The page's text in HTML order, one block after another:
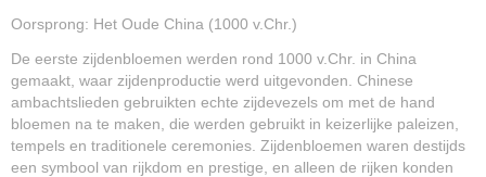
Oorsprong: Het Oude China (1000 v.Chr.)
De eerste zijdenbloemen werden rond 1000 v.Chr. in China
gemaakt, waar zijdenproductie werd uitgevonden. Chinese
ambachtslieden gebruikten echte zijdevezels om met de hand
bloemen na te maken, die werden gebruikt in keizerlijke paleizen,
tempels en traditionele ceremonies. Zijdenbloemen waren destijds
een symbool van rijkdom en prestige, en alleen de rijken konden